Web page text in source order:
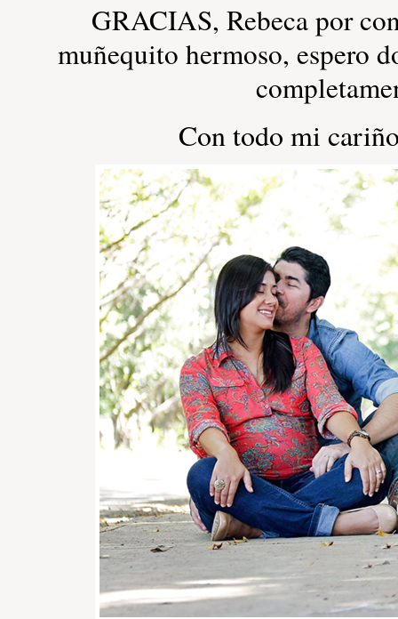
GRACIAS, Rebeca por
muñequito hermoso, espero
Con todo mi